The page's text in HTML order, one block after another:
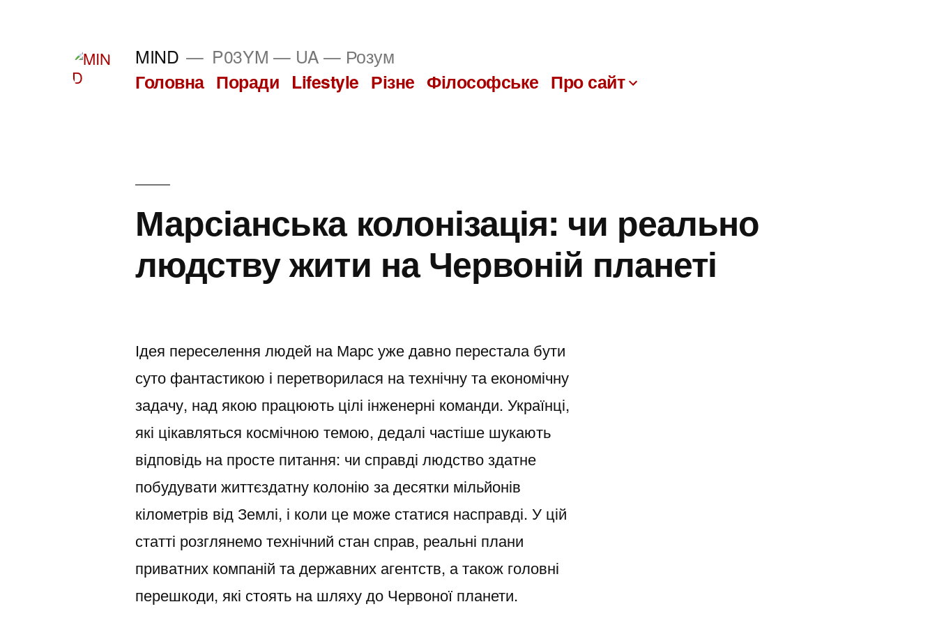
MIND P03YM — UA — Розум
Головна Поради Lifestyle Різне Філософське Про сайт
Марсіанська колонізація: чи реально
людству жити на Червоній планеті
Ідея переселення людей на Марс уже давно перестала бути
суто фантастикою і перетворилася на технічну та економічну
задачу, над якою працюють цілі інженерні команди. Українці,
які цікавляться космічною темою, дедалі частіше шукають
відповідь на просте питання: чи справді людство здатне
побудувати життєздатну колонію за десятки мільйонів
кілометрів від Землі, і коли це може статися насправді. У цій
статті розглянемо технічний стан справ, реальні плани
приватних компаній та державних агентств, а також головні
перешкоди, які стоять на шляху до Червоної планети.